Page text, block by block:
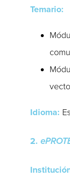
Temario:
Idioma:
2.